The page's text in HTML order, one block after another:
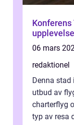
06 mars
redaktionel
Denna stad
utbud av
charterflyg
typ av resa